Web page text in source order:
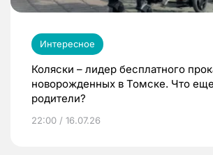
Интересное
Коляски – лидер бесплатного
новорожденных в Томске. Что
родители?
22:00 / 16.07.26